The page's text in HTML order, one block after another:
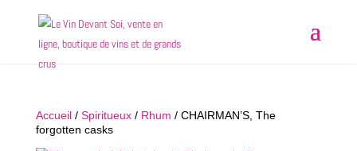
Accueil/ Spiritueux/ Rhum / CHAIRMAN’S, The
forgotten casks